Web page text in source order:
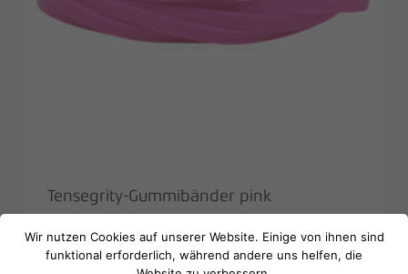
Es befinden sich keine Produkte im
Warenkorb.
Tensegrity-Gummibänder pink
5,90 €
Wir nutzen Cookies auf unserer Website. Einige von ihnen sind
funktional erforderlich, während andere uns helfen, die